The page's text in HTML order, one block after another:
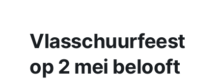
Over ons
Vlasschuurfeest
op 2 mei belooft